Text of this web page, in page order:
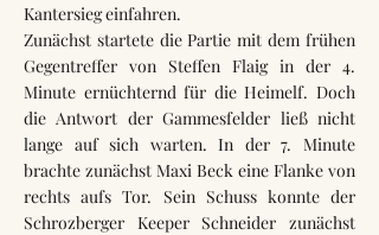
Kantersieg einfahren.
Zunächst startete die Partie mit dem frühen
Gegentreffer von Steffen Flaig in der 4.
Minute ernüchternd für die Heimelf. Doch
die Antwort der Gammesfelder ließ nicht
lange auf sich warten. In der 7. Minute
brachte zunächst Maxi Beck eine Flanke von
rechts aufs Tor. Sein Schuss konnte der
Schrozberger Keeper Schneider zunächst